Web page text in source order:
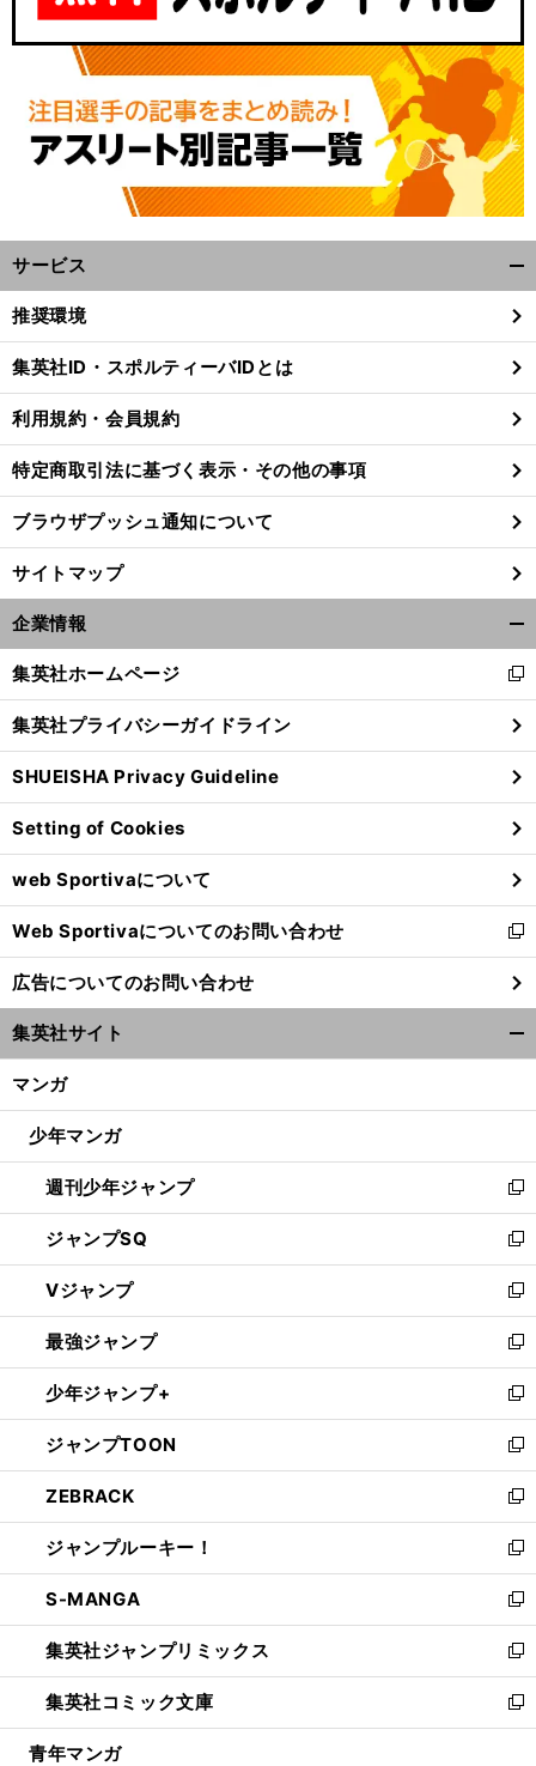
サービス
閉
る
推奨環境
集英社ID・スポルティーバIDとは
利用規約・会員規約
特定商取引法に基づく表示・その他の事項
ブラウザプッシュ通知について
サイトマップ
企業情報
閉
る
集英社ホームページ
新
し
い
ウ
ィ
ン
ド
ウ
で
開
く
集英社プライバシーガイドライン
SHUEISHA Privacy Guideline
Setting of Cookies
web Sportivaについて
Web Sportivaについてのお問い合わせ
新
し
い
ウ
ィ
ン
ウ
開
く
広告についてのお問い合わせ
集英社サイト
マンガ
少年マンガ
週刊少年ジャンプ
新
し
い
ウ
ィ
ン
ド
ウ
で
開
く
ジャンプSQ
新
し
い
ウ
ィ
ン
ド
ウ
で
開
く
Vジャンプ
新
し
い
ウ
ィ
ン
ド
ウ
で
開
く
最強ジャンプ
新
し
い
ウ
ィ
ン
ド
ウ
で
開
く
少年ジャンプ+
新
し
い
ウ
ィ
ン
ド
ウ
で
開
く
ジャンプTOON
新
し
い
ウ
ィ
ン
ド
ウ
で
開
く
ZEBRACK
新
し
い
ウ
ィ
ン
ド
ウ
で
開
ジャンプルーキー！
新
し
い
ウ
ィ
ン
ド
ウ
S-MANGA
新
し
い
ウ
ィ
ン
集英社ジャンプリミックス
新
し
い
ウ
集英社コミック文庫
新
し
青年マンガ